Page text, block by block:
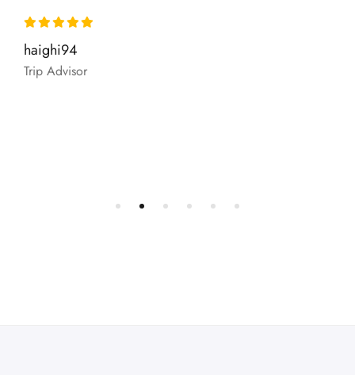
haighi94
Trip Advisor